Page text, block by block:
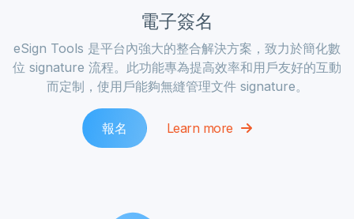
電子簽名
eSign Tools 是平台內強大的整合解決方案，致力於簡化數
位 signature 流程。此功能專為提高效率和用戶友好的互動
而定制，使用戶能夠無縫管理文件 signature。
報名 Learn more